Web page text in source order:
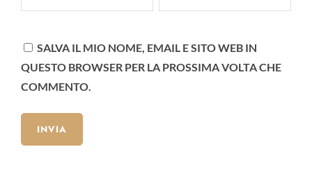
SALVA IL MIO NOME, EMAIL E SITO WEB IN
QUESTO BROWSER PER LA PROSSIMA VOLTA CHE
COMMENTO.